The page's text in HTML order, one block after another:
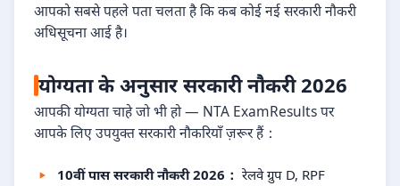
आपको सबसे पहले पता चलता है कि कब कोई नई सरकारी नौकरी
अधिसूचना आई है।
योग्यता के अनुसार सरकारी नौकरी 2026
आपकी योग्यता चाहे जो भी हो — NTA ExamResults पर
आपके लिए उपयुक्त सरकारी नौकरियाँ ज़रूर हैं：
10वीं पास सरकारी नौकरी 2026： रेलवे ग्रुप D, RPF